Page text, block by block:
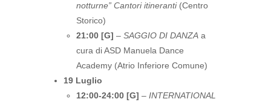
notturne” Cantori itineranti(Centro
Storico)
21:00 [G] – SAGGIO DI DANZA a
cura di ASD Manuela Dance
Academy (Atrio Inferiore Comune)
19 Luglio
12:00-24:00 [G] – INTERNATIONAL